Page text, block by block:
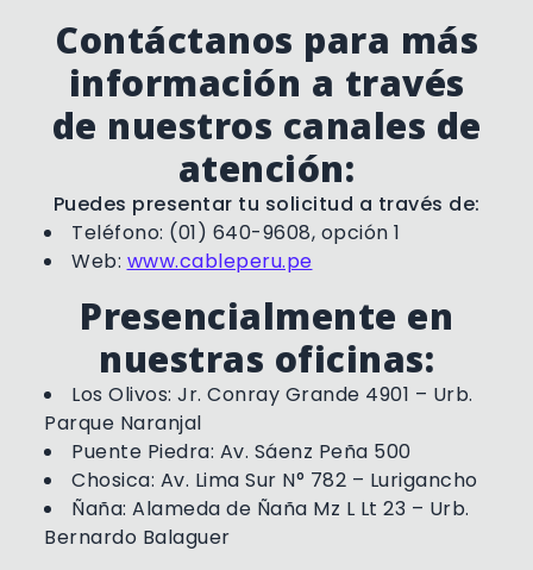
Contáctanos para más
información a través
de nuestros canales de
atención:
Puedes presentar tu solicitud a través de:
Teléfono: (01) 640-9608, opción 1
Web: www.cableperu.pe
Presencialmente en
nuestras oficinas:
Los Olivos: Jr. Conray Grande 4901 – Urb.
Parque Naranjal
Puente Piedra: Av. Sáenz Peña 500
Chosica: Av. Lima Sur N° 782 – Lurigancho
Ñaña: Alameda de Ñaña Mz L Lt 23 – Urb.
Bernardo Balaguer